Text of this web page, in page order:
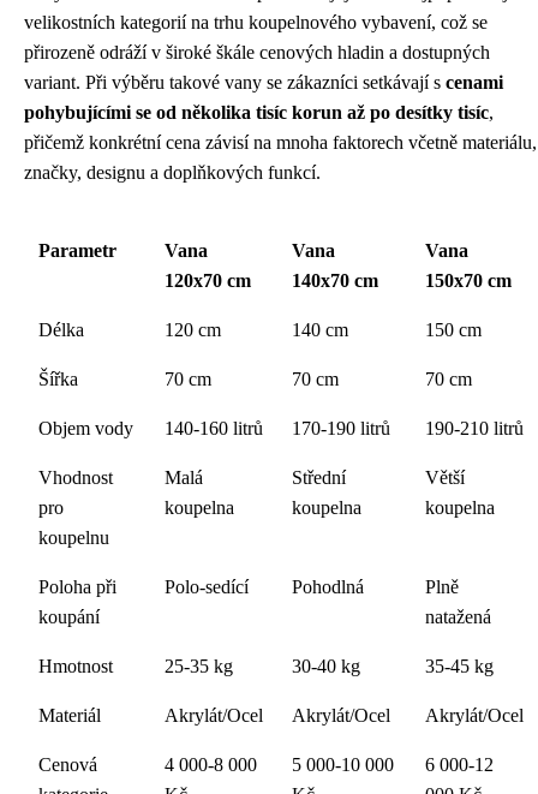
velikostních kategorií na trhu koupelnového vybavení, což se
přirozeně odráží v široké škále cenových hladin a dostupných
variant. Při výběru takové vany se zákazníci setkávají s cenami
pohybujícími se od několika tisíc korun až po desítky tisíc,
přičemž konkrétní cena závisí na mnoha faktorech včetně materiálu,
značky, designu a doplňkových funkcí.
Parametr
Vana
120x70 cm
Vana
140x70 cm
Vana
150x70 cm
Délka 120 cm 140 cm 150 cm
Šířka 70 cm 70 cm 70 cm
Objem vody 140-160 litrů 170-190 litrů 190-210 litrů
Vhodnost
pro
koupelnu
Malá
koupelna
Střední
koupelna
Větší
koupelna
Poloha při
koupání
Polo-sedící Pohodlná
Plně
natažená
Hmotnost 25-35 kg 30-40 kg 35-45 kg
Materiál Akrylát/Ocel Akrylát/Ocel Akrylát/Ocel
Cenová
4 000-8 000
5 000-10 000
6 000-12